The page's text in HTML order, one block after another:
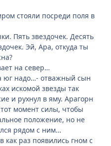
стояли посреди поля в
Пять звездочек. Десять
Эй, Ара, откуда ты
на север…
юг надо…- отважный сын
искомой звезды так
и рухнул в яму. Арагорн
момент силы, чтобы
положение, но не
рядом с ним…
как раз появились гном с